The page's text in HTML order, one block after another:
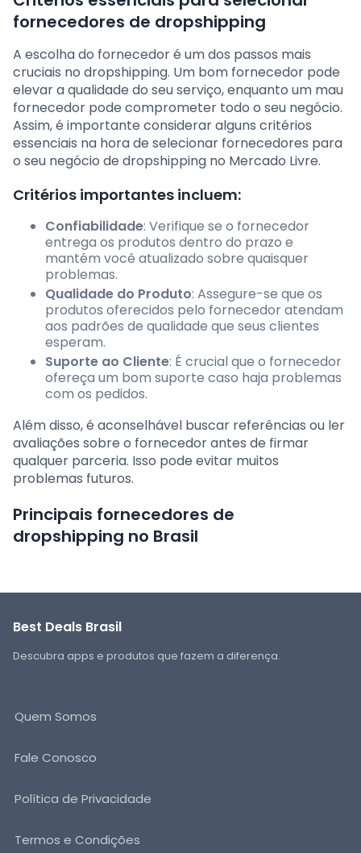
fornecedores de dropshipping
A escolha do fornecedor é um dos passos mais
cruciais no dropshipping. Um bom fornecedor pode
elevar a qualidade do seu serviço, enquanto um mau
fornecedor pode comprometer todo o seu negócio.
Assim, é importante considerar alguns critérios
essenciais na hora de selecionar fornecedores para
o seu negócio de dropshipping no Mercado Livre.
Critérios importantes incluem:
Confiabilidade: Verifique se o fornecedor
entrega os produtos dentro do prazo e
mantém você atualizado sobre quaisquer
problemas.
Qualidade do Produto: Assegure-se que os
produtos oferecidos pelo fornecedor atendam
aos padrões de qualidade que seus clientes
esperam.
Suporte ao Cliente: É crucial que o fornecedor
ofereça um bom suporte caso haja problemas
com os pedidos.
Além disso, é aconselhável buscar referências ou ler
avaliações sobre o fornecedor antes de firmar
qualquer parceria. Isso pode evitar muitos
problemas futuros.
Principais fornecedores de
dropshipping no Brasil
Best Deals Brasil
Descubra apps e produtos que fazem a diferença.
Quem Somos
Fale Conosco
Política de Privacidade
Termos e Condições